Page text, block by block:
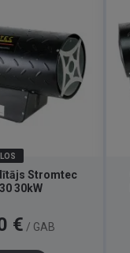
Stromtec
30kW
€ / GAB